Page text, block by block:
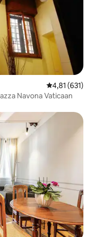
Gemiddelde
4,81 (631)
Navona Vaticaan